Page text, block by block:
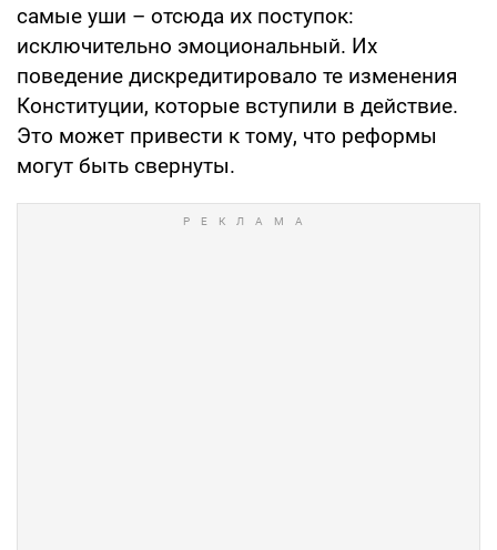
самые уши – отсюда их поступок:
исключительно эмоциональный. Их
поведение дискредитировало те изменения
Конституции, которые вступили в действие.
Это может привести к тому, что реформы
могут быть свернуты.